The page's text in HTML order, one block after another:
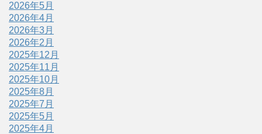
2026年5月
2026年4月
2026年3月
2026年2月
2025年12月
2025年11月
2025年10月
2025年8月
2025年7月
2025年5月
2025年4月